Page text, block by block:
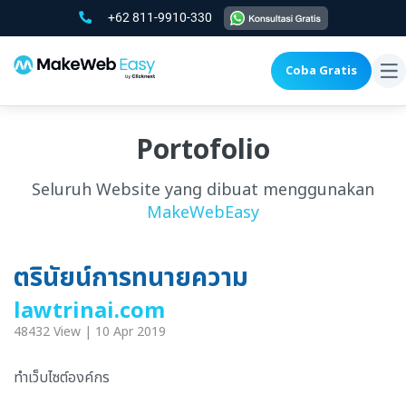
+62 811-9910-330
Coba Gratis
Portofolio
Seluruh Website yang dibuat menggunakan
MakeWebEasy
ตรินัยน์การทนายความ
lawtrinai.com
48432 View | 10 Apr 2019
ทำเว็บไซต์องค์กร